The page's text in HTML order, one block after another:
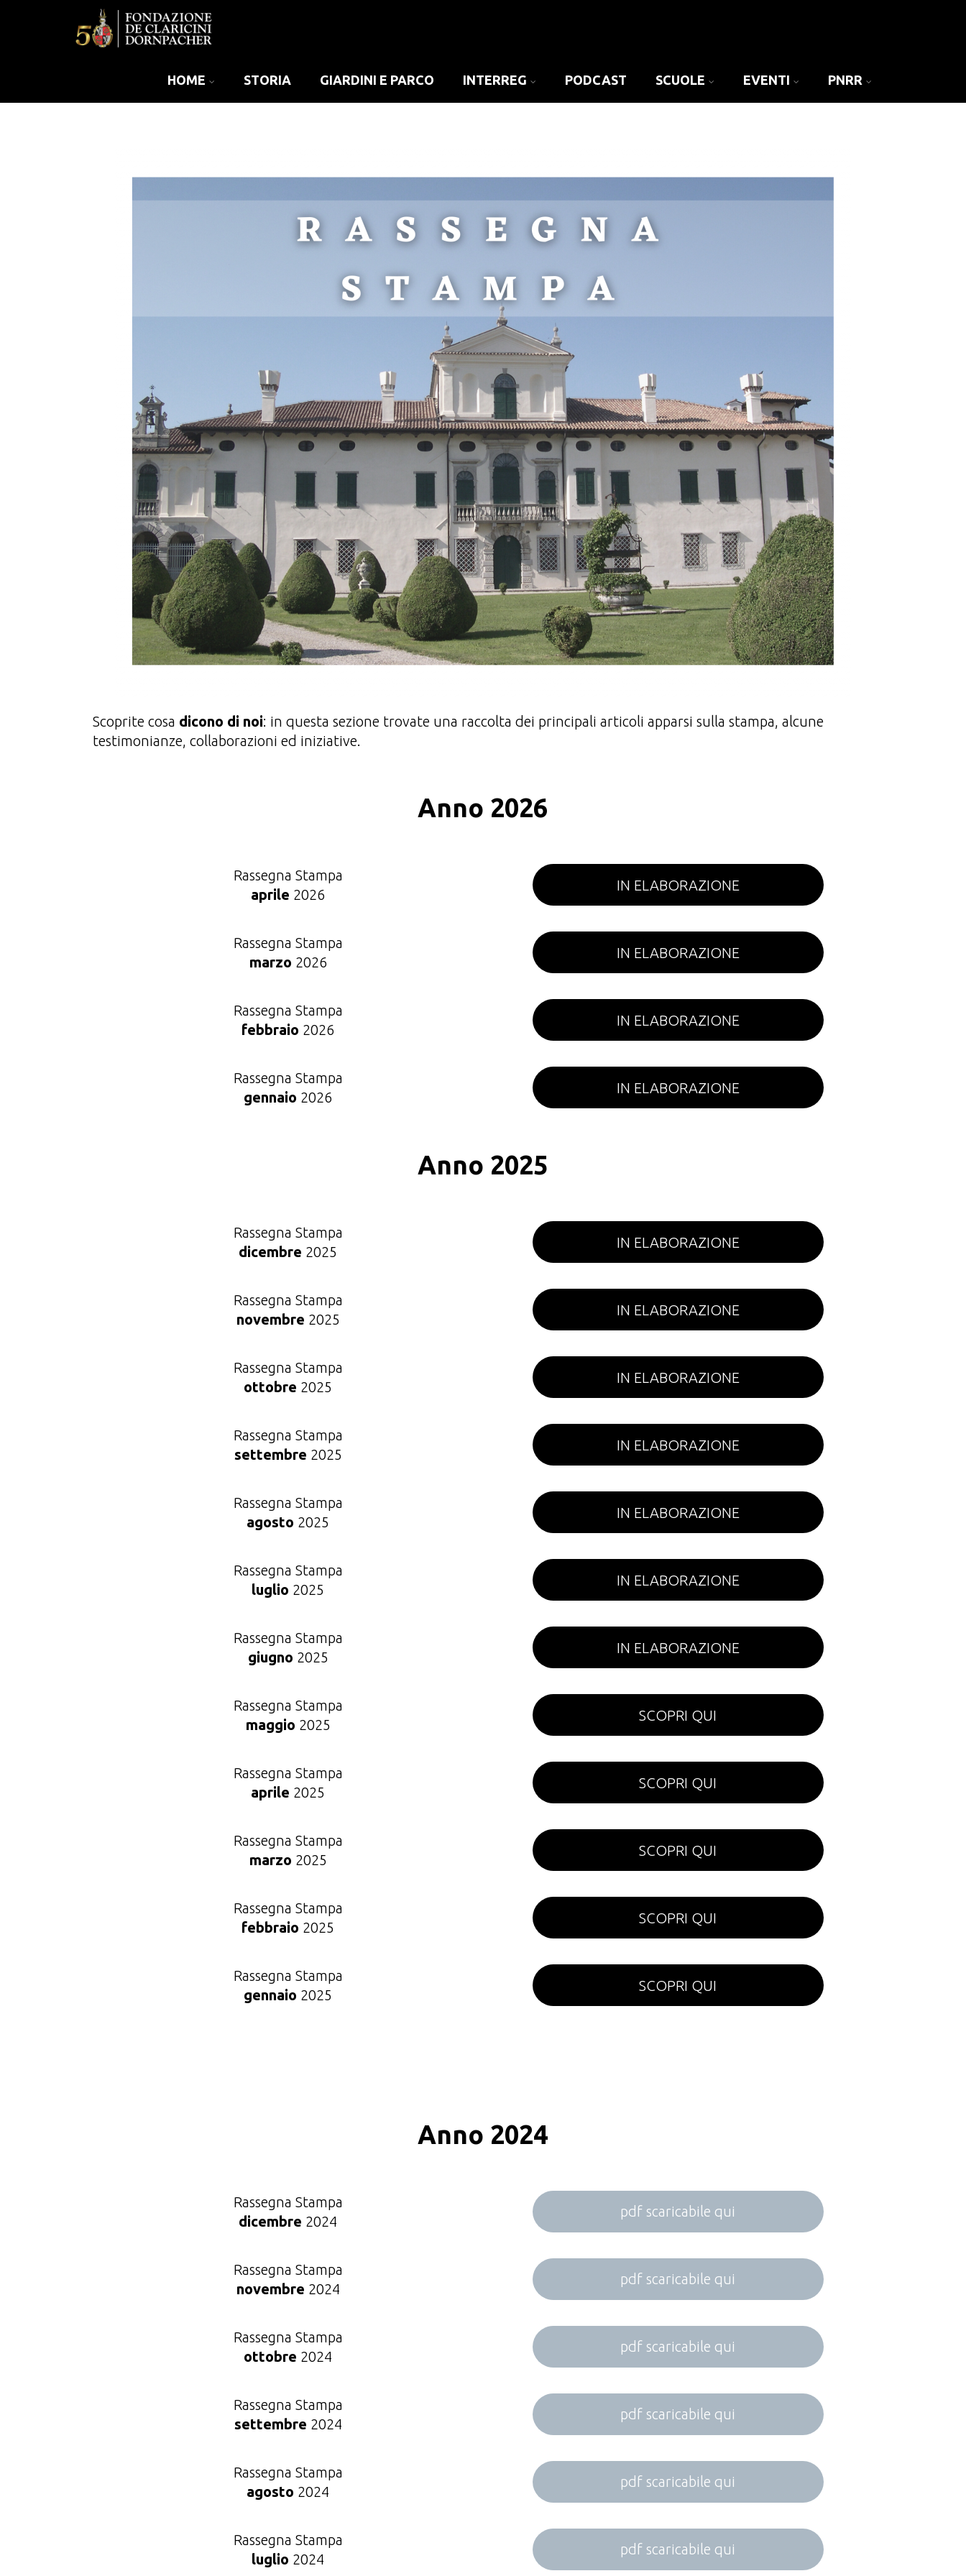
HOME STORIA GIARDINI E PARCO INTERREG PODCAST SCUOLE EVENTI PNRR
Scoprite cosa dicono di noi: in questa sezione trovate una raccolta dei principali articoli apparsi sulla stampa, alcune
testimonianze, collaborazioni ed iniziative.
Anno 2026
Rassegna Stampa
aprile 2026
IN ELABORAZIONE
Rassegna Stampa
marzo 2026
IN ELABORAZIONE
Rassegna Stampa
febbraio 2026
IN ELABORAZIONE
Rassegna Stampa
gennaio 2026
IN ELABORAZIONE
Anno 2025
Rassegna Stampa
dicembre 2025
IN ELABORAZIONE
Rassegna Stampa
novembre 2025
IN ELABORAZIONE
Rassegna Stampa
ottobre 2025
IN ELABORAZIONE
Rassegna Stampa
settembre 2025
IN ELABORAZIONE
Rassegna Stampa
agosto 2025
IN ELABORAZIONE
Rassegna Stampa
luglio 2025
IN ELABORAZIONE
Rassegna Stampa
giugno 2025
IN ELABORAZIONE
Rassegna Stampa
maggio 2025
SCOPRI QUI
Rassegna Stampa
aprile 2025
SCOPRI QUI
Rassegna Stampa
marzo 2025
SCOPRI QUI
Rassegna Stampa
febbraio 2025
SCOPRI QUI
Rassegna Stampa
gennaio 2025
SCOPRI QUI
Anno 2024
Rassegna Stampa
dicembre 2024
pdf scaricabile qui
Rassegna Stampa
novembre 2024
pdf scaricabile qui
Rassegna Stampa
ottobre 2024
pdf scaricabile qui
Rassegna Stampa
settembre 2024
pdf scaricabile qui
Rassegna Stampa
agosto 2024
pdf scaricabile qui
Rassegna Stampa
luglio 2024
pdf scaricabile qui